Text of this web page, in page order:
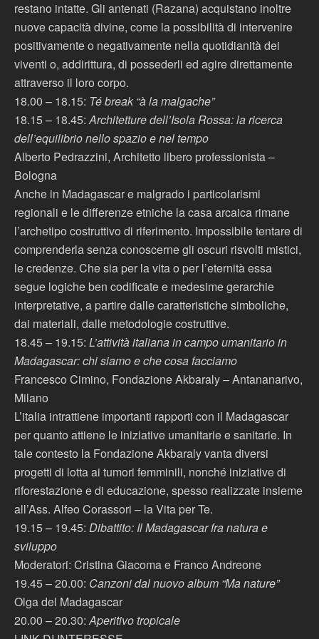
restano intatte. Gli antenati (Razana) acquistano inoltre
nuove capacità divine, come la possibilità di intervenire
positivamente o negativamente nella quotidianità dei
viventi o, addirittura, di possederli ed agire direttamente
attraverso il loro corpo.
18.00 – 18.15: Té break “à la malgache”
18.15 – 18.45:Architetture dell’Isola Rossa: la ricerca
dell’equilibrio nello spazio e nel tempo
Alberto Pedrazzini, Architetto libero professionista –
Bologna
Anche in Madagascar e malgrado i particolarismi
regionali e le differenze etniche la casa arcaica rimane
l’archetipo costruttivo di riferimento. Impossibile tentare di
comprenderla senza conoscerne gli oscuri risvolti mistici,
le credenze. Che sia per la vita o per l’eternità essa
segue logiche ben codificate e medesime gerarchie
interpretative, a partire dalle caratteristiche simboliche,
dai materiali, dalle metodologie costruttive.
18.45 – 19.15: L’attività italiana in campo umanitario in
Madagascar: chi siamo e che cosa facciamo
Francesco Cimino, Fondazione Akbaraly – Antananarivo,
Milano
L’italia intrattiene importanti rapporti con il Madagascar
per quanto attiene le iniziative umanitarie e sanitarie. In
tale contesto la Fondazione Akbaraly vanta diversi
progetti di lotta ai tumori femminili, nonché iniziative di
riforestazione e di educazione, spesso realizzate insieme
all’Ass. Alfeo Corassori – la Vita per Te.
19.15 – 19.45: Dibattito: Il Madagascar fra natura e
sviluppo
Moderatori: Cristina Giacoma e Franco Andreone
19.45 – 20.00: Canzoni dal nuovo album “Ma nature”
Olga del Madagascar
20.00 – 20.30:Aperitivo tropicale